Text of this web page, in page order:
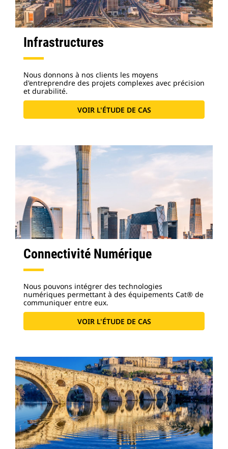
Infrastructures
Nous donnons à nos clients les moyens
d'entreprendre des projets complexes avec précision
et durabilité.
VOIR L'ÉTUDE DE CAS
Connectivité Numérique
Nous pouvons intégrer des technologies
numériques permettant à des équipements Cat® de
communiquer entre eux.
VOIR L'ÉTUDE DE CAS